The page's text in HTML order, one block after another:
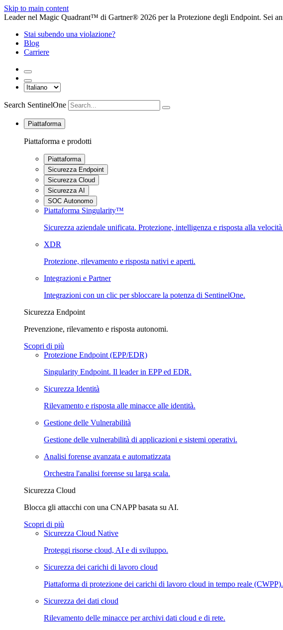
Skip to main content
Leader nel Magic Quadrant™ di Gartner® 2026 per la Protezione degli Endpoint. Sei
Stai subendo una violazione?
Blog
Carriere
Search SentinelOne
Piattaforma
Piattaforma e prodotti
Piattaforma
Sicurezza Endpoint
Sicurezza Cloud
Sicurezza AI
SOC Autonomo
Piattaforma Singularity™
Sicurezza aziendale unificata. Protezione, intelligenza e risposta alla
XDR
Protezione, rilevamento e risposta nativi e aperti.
Integrazioni e Partner
Integrazioni con un clic per sbloccare la potenza di SentinelOne.
Sicurezza Endpoint
Prevenzione, rilevamento e risposta autonomi.
Scopri di più
Protezione Endpoint (EPP/EDR)
Singularity Endpoint. Il leader in EPP ed EDR.
Sicurezza Identità
Rilevamento e risposta alle minacce alle identità.
Gestione delle Vulnerabilità
Gestione delle vulnerabilità di applicazioni e sistemi operativi.
Analisi forense avanzata e automatizzata
Orchestra l'analisi forense su larga scala.
Sicurezza Cloud
Blocca gli attacchi con una CNAPP basata su AI.
Scopri di più
Sicurezza Cloud Native
Proteggi risorse cloud, AI e di sviluppo.
Sicurezza dei carichi di lavoro cloud
Piattaforma di protezione dei carichi di lavoro cloud in tempo reale (CWPP).
Sicurezza dei dati cloud
Rilevamento delle minacce per archivi dati cloud e di rete.